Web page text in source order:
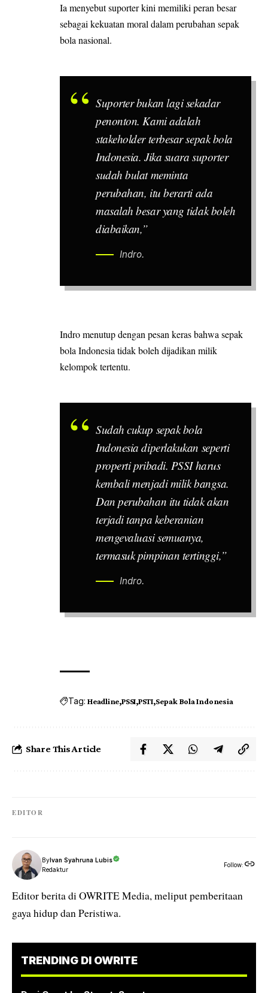
Ia menyebut suporter kini memiliki peran besar
sebagai kekuatan moral dalam perubahan sepak
bola nasional.
Suporter bukan lagi sekadar
penonton. Kami adalah
stakeholder terbesar sepak bola
Indonesia. Jika suara suporter
sudah bulat meminta
perubahan, itu berarti ada
masalah besar yang tidak boleh
diabaikan,”
Indro.
Indro menutup dengan pesan keras bahwa sepak
bola Indonesia tidak boleh dijadikan milik
kelompok tertentu.
Sudah cukup sepak bola
Indonesia diperlakukan seperti
properti pribadi. PSSI harus
kembali menjadi milik bangsa.
Dan perubahan itu tidak akan
terjadi tanpa keberanian
mengevaluasi semuanya,
termasuk pimpinan tertinggi,”
Indro.
Tag: Headline PSSI PSTI Sepak Bola Indonesia
Share This Article
EDITOR
ByIvan Syahruna Lubis
Redaktur
Follow:
Editor berita di OWRITE Media, meliput pemberitaan
gaya hidup dan Peristiwa.
TRENDING DI OWRITE